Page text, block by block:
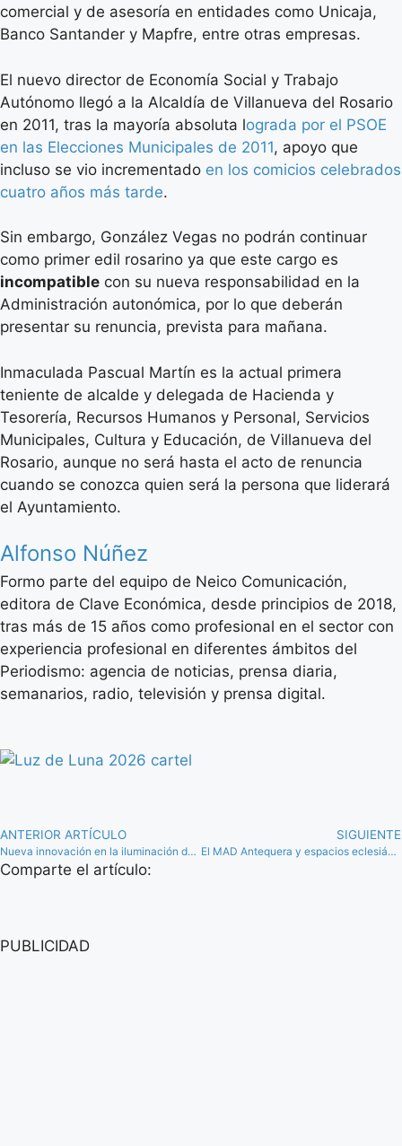
comercial y de asesoría en entidades como Unicaja,
Banco Santander y Mapfre, entre otras empresas.
El nuevo director de Economía Social y Trabajo
Autónomo llegó a la Alcaldía de Villanueva del Rosario
en 2011, tras la mayoría absoluta lograda por el PSOE
en las Elecciones Municipales de 2011, apoyo que
incluso se vio incrementado en los comicios celebrados
cuatro años más tarde.
Sin embargo, González Vegas no podrán continuar
como primer edil rosarino ya que este cargo es
incompatible con su nueva responsabilidad en la
Administración autonómica, por lo que deberán
presentar su renuncia, prevista para mañana.
Inmaculada Pascual Martín es la actual primera
teniente de alcalde y delegada de Hacienda y
Tesorería, Recursos Humanos y Personal, Servicios
Municipales, Cultura y Educación, de Villanueva del
Rosario, aunque no será hasta el acto de renuncia
cuando se conozca quien será la persona que liderará
el Ayuntamiento.
Alfonso Núñez
Formo parte del equipo de Neico Comunicación,
editora de Clave Económica, desde principios de 2018,
tras más de 15 años como profesional en el sector con
experiencia profesional en diferentes ámbitos del
Periodismo: agencia de noticias, prensa diaria,
semanarios, radio, televisión y prensa digital.
ANTERIOR ARTÍCULO
Nueva innovación en la iluminación de Antequera con la “plataforma de alumbrado inteligente”
SIGUIENTE
El MAD Antequera y espacios eclesiásticos ayudan a mantener el nivel de visitas turísticas
Comparte el artículo:
PUBLICIDAD